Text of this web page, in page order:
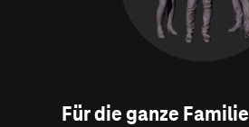
Für die ganze Familie